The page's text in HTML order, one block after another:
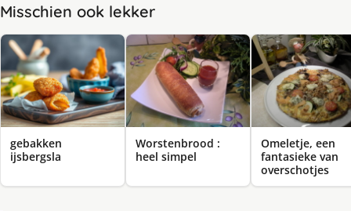
Misschien ook lekker
gebakken
ijsbergsla
Worstenbrood :
heel simpel
Omeletje, een
fantasieke van
overschotjes